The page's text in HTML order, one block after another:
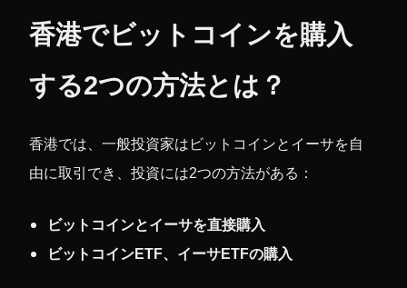
香港でビットコインを購入
する2つの方法とは？
香港では、一般投資家はビットコインとイーサを自
由に取引でき、投資には2つの方法がある：
ビットコインとイーサを直接購入
ビットコインETF、イーサETFの購入